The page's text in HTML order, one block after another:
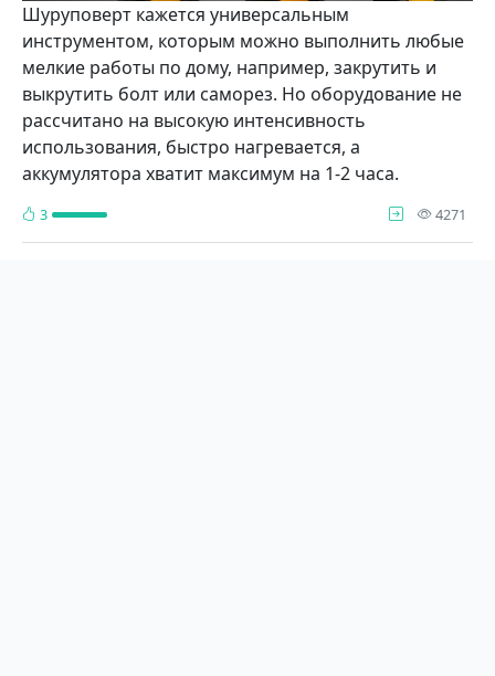
Шуруповерт кажется универсальным
инструментом, которым можно выполнить любые
мелкие работы по дому, например, закрутить и
выкрутить болт или саморез. Но оборудование не
рассчитано на высокую интенсивность
использования, быстро нагревается, а
аккумулятора хватит максимум на 1-2 часа.
3 4271